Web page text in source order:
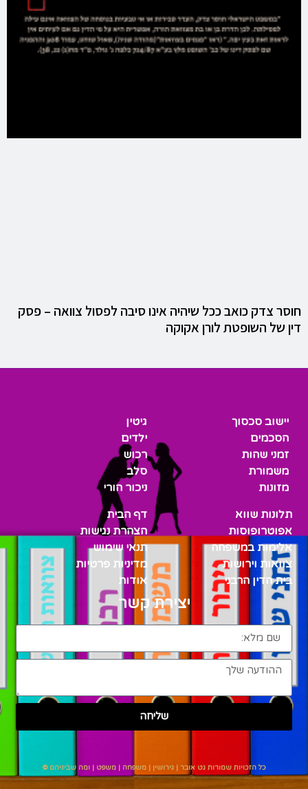
חוסר צדק כואב ככל שיהיה אינו סיבה לפסול צוואה – פסק
דין של השופטת לורן אקוקה
יישוב סכסוך
הסכמים
זמני שהות
משמורת
מזונות
גיטין
ילדים
רכוש
סלב
ניכור הורי
תלונות שווא
אפוטרופוסות
אלימות במשפחה
צוואות וירושות
בית הדין הרבני
דף הבית
הצהרת נגישות
תנאי שימוש
מדיניות פרטיות
אודות
יצירת קשר
שליחה
כל הזכויות שמורות גט אובר | גירושין | משפחה | משפט | ומה שביניהם ©